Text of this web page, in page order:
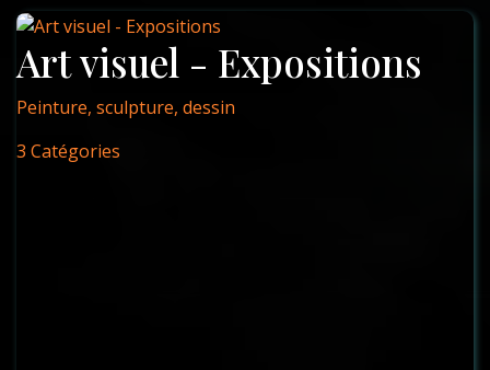
Art visuel - Expositions
Peinture, sculpture, dessin
3 Catégories